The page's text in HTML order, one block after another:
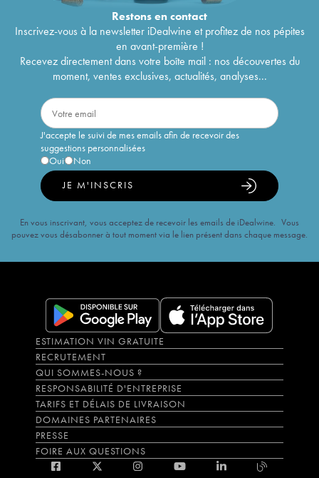
Restons encontact
Inscrivez-vous à la newsletter iDealwine et profitez de nos pépites
en avant-première !
Recevez directement dans votre boîte mail : nos découvertes du
moment, ventes exclusives, actualités, analyses...
J'accepte le suivi de mes emails afin de recevoir des
suggestions personnalisées
Oui
Non
JE M'INSCRIS
En vous inscrivant, vous acceptez de recevoir les emails de iDealwine. Vous
pouvez vous désabonner à tout moment via le lien présent dans chaque message.
ESTIMATION VIN GRATUITE
RECRUTEMENT
QUI SOMMES-NOUS ?
RESPONSABILITÉ D'ENTREPRISE
TARIFS ET DÉLAIS DE LIVRAISON
DOMAINES PARTENAIRES
PRESSE
FOIRE AUX QUESTIONS